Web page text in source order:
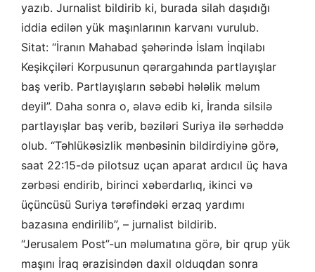
yazıb. Jurnalist bildirib ki, burada silah daşıdığı
iddia edilən yük maşınlarının karvanı vurulub.
Sitat: “İranın Mahabad şəhərində İslam İnqilabı
Keşikçiləri Korpusunun qərargahında partlayışlar
baş verib. Partlayışların səbəbi hələlik məlum
deyil”. Daha sonra o, əlavə edib ki, İranda silsilə
partlayışlar baş verib, bəziləri Suriya ilə sərhəddə
olub. “Təhlükəsizlik mənbəsinin bildirdiyinə görə,
saat 22:15-də pilotsuz uçan aparat ardıcıl üç hava
zərbəsi endirib, birinci xəbərdarlıq, ikinci və
üçüncüsü Suriya tərəfindəki ərzaq yardımı
bazasına endirilib”, – jurnalist bildirib.
“Jerusalem Post”-un məlumatına görə, bir qrup yük
maşını İraq ərazisindən daxil olduqdan sonra